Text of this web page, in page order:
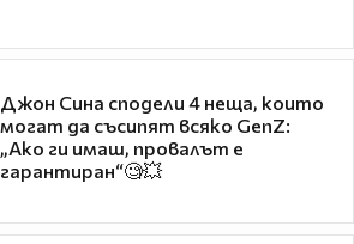
Джон Сина сподели 4 неща, които
могат да съсипят всяко GenZ:
„Ако ги имаш, провалът е
гарантиран“🧐💥